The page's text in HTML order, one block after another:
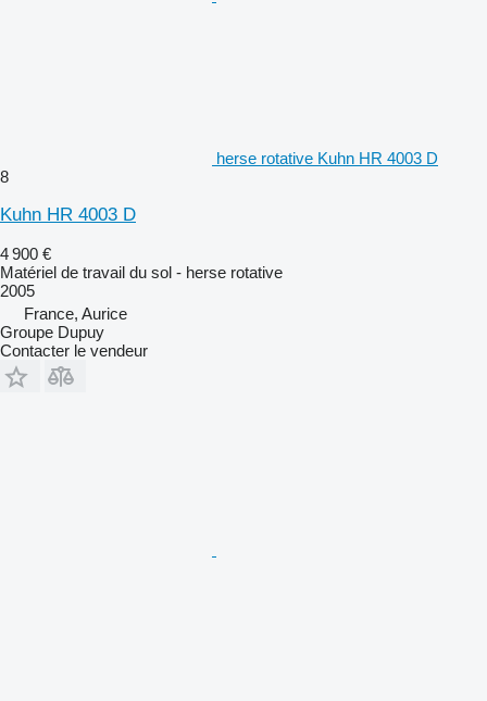
herse rotative Kuhn HR 4003 D
8
Kuhn HR 4003 D
4 900 €
Matériel de travail du sol - herse rotative
2005
France, Aurice
Groupe Dupuy
Contacter le vendeur